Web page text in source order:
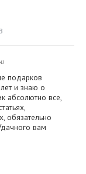
подарков
и знаю о
абсолютно все,
обязательно
вам